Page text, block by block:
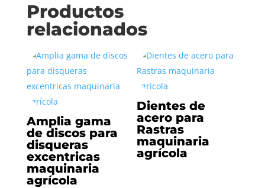
Productos
relacionados
Amplia gama
de discos para
disqueras
excentricas
maquinaria
agrícola
Dientes de
acero para
Rastras
maquinaria
agrícola